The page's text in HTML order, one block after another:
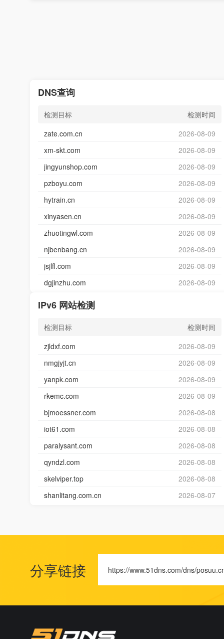
DNS查询
检测目标
检测时间
zate.com.cn
2026-08-09
xm-skt.com
2026-08-09
jingyunshop.com
2026-08-09
pzboyu.com
2026-08-09
hytrain.cn
2026-08-09
xinyasen.cn
2026-08-09
zhuotingwl.com
2026-08-09
njbenbang.cn
2026-08-09
jsjlfl.com
2026-08-09
dgjinzhu.com
2026-08-09
IPv6 网站检测
检测目标
检测时间
zjldxf.com
2026-08-09
nmgjyjt.cn
2026-08-09
yanpk.com
2026-08-09
rkemc.com
2026-08-09
bjmoessner.com
2026-08-08
iot61.com
2026-08-08
paralysant.com
2026-08-08
qyndzl.com
2026-08-08
skelviper.top
2026-08-08
shanlitang.com.cn
2026-08-07
分享链接 https://www.51dns.com/dns/